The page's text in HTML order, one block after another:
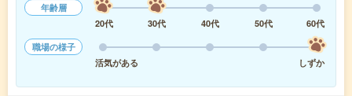
年齢層
20代
30代 40代 50代
60代
職場の様子
活気がある
しずか